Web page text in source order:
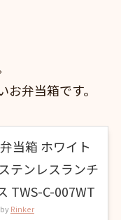
弁当箱です。
当箱 ホワイト
テンレスランチ
TWS-C-007WT
Rinker